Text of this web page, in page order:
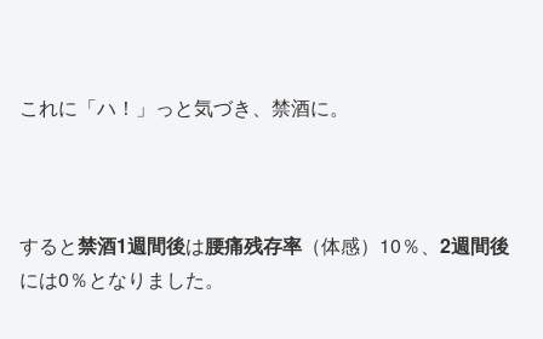
これに「ハ！」っと気づき、禁酒に。
すると禁酒1週間後は腰痛残存率 （体感）10％、 2週間後
には0％となりました。